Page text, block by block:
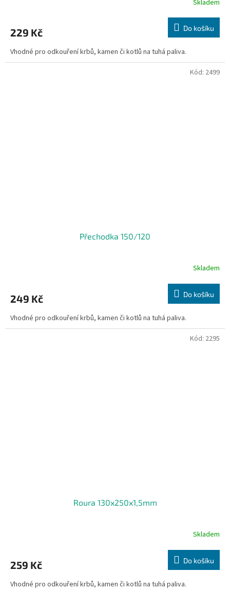
Skladem
229 Kč Do košíku
Vhodné pro odkouření krbů, kamen či kotlů na tuhá paliva.
Přechodka 150/120
Skladem
249 Kč Do košíku
Vhodné pro odkouření krbů, kamen či kotlů na tuhá paliva.
Kód: 2499
Roura 130x250x1,5mm
Skladem
259 Kč Do košíku
Vhodné pro odkouření krbů, kamen či kotlů na tuhá paliva.
Kód: 2295